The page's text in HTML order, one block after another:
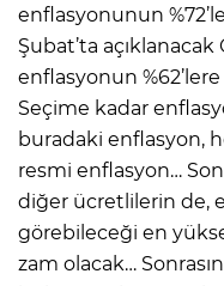
enflasyonunun
Şubat’ta açıklanacak
enflasyonun
Seçime kadar
buradaki enflasyon,
resmi enflasyon…
diğer ücretlilerin de,
görebileceği en
zam olacak…